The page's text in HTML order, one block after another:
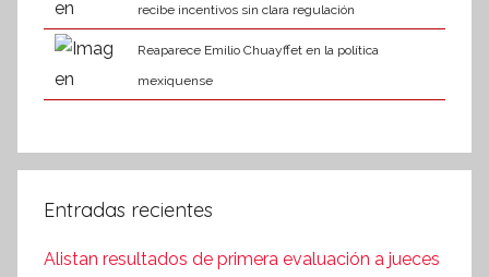
recibe incentivos sin clara regulación
Reaparece Emilio Chuayffet en la política
mexiquense
Entradas recientes
Alistan resultados de primera evaluación a jueces